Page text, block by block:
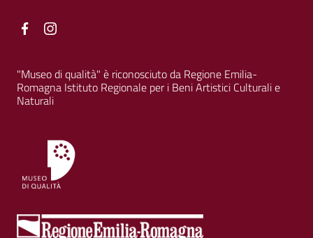
Facebook
"Museo di qualità" è riconosciuto da Regione Emilia-
Romagna Istituto Regionale per i Beni Artistici Culturali e
Naturali